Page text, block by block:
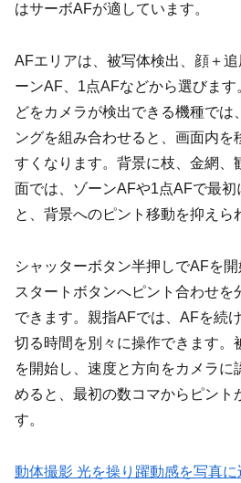
はサーボAFが適しています。
AFエリアは、被写体検出、顔＋
ーンAF、1点AFなどから選びま
どをカメラが検出できる機種では
ングを組み合わせると、画面内を
すくなります。背景に枝、金網、
面では、ゾーンAFや1点AFで最初
と、背景へのピント移動を抑えら
シャッターボタン半押しでAFを
スタートボタンへピント合わせを
できます。親指AFでは、AFを続
切る時間を別々に操作できます。
を開始し、速度と方向をカメラに
めると、最初の数コマからピント
す。
動体撮影 光を操り躍動感を写真